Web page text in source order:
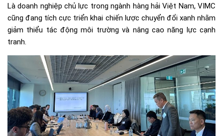
Là doanh nghiệp chủ lực trong ngành hàng hải Việt Nam, VIMC
cũng đang tích cực triển khai chiến lược chuyển đổi xanh nhằm
giảm thiểu tác động môi trường và nâng cao năng lực cạnh
tranh.